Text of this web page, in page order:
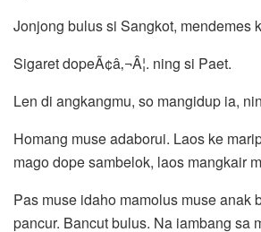
Jonjong bulus si Sangkot, mendemes
Sigaret dopeÃ¢â‚¬Â¦. ning si Paet.
Len di angkangmu, so mangidup ia,
Homang muse adaborui. Laos ke
mago dope sambelok, laos mangkair
Pas muse idaho mamolus muse anak
pancur. Bancut bulus. Na iambang sa